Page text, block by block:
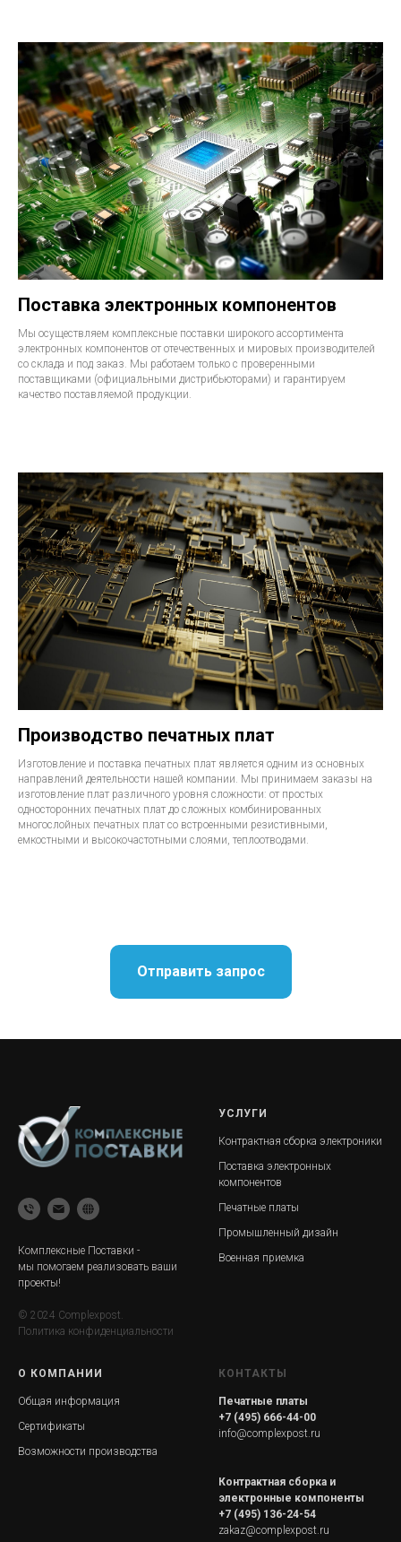
Поставка электронных компонентов
Мы осуществляем комплексные поставки широкого ассортимента
электронных компонентов от отечественных и мировых производителей
со склада и под заказ. Мы работаем только с проверенными
поставщиками (официальными дистрибьюторами) и гарантируем
качество поставляемой продукции.
Производство печатных плат
Изготовление и поставка печатных плат является одним из основных
направлений деятельности нашей компании. Мы принимаем заказы на
изготовление плат различного уровня сложности: от простых
односторонних печатных плат до сложных комбинированных
многослойных печатных плат со встроенными резистивными,
емкостными и высокочастотными слоями, теплоотводами.
Отправить запрос
Комплексные Поставки -
мы помогаем реализовать ваши
проекты!
© 2024 Complexpost.
Политика конфиденциальности
УСЛУГИ
Контрактная сборка электроники
Поставка электронных
компонентов
Печатные платы
Промышленный дизайн
Военная приемка
О КОМПАНИИ
Общая информация
Сертификаты
Возможности производства
КОНТАКТЫ
Печатные платы
+7 (495) 666-44-00
info@complexpost.ru
Контрактная сборка и
электронные компоненты
+7 (495) 136-24-54
zakaz@complexpost.ru